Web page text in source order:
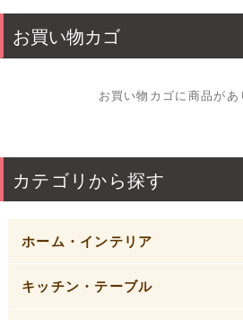
お買い物カゴ
お買い物カゴに商品があ
カテゴリから探す
ホーム・インテリア
キッチン・テーブル